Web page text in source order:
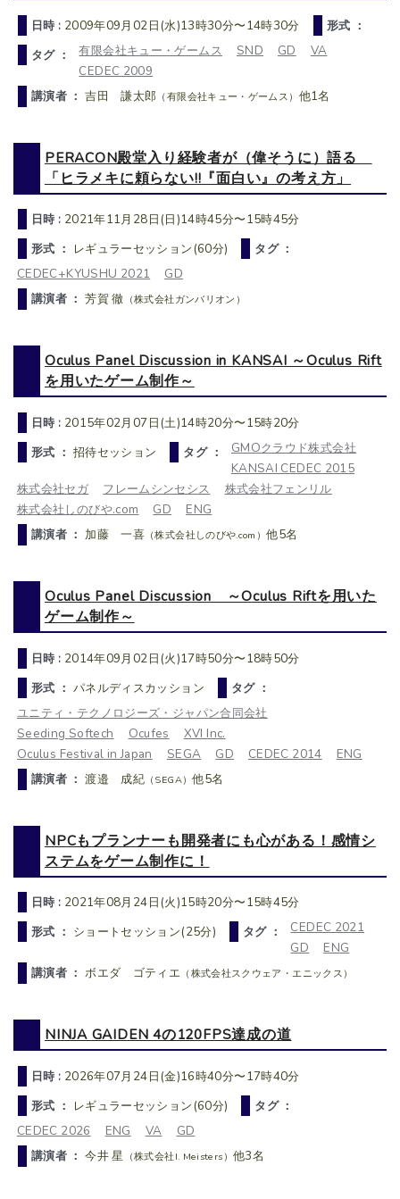
日時 : 2009年09月02日(水)13時30分〜14時30分
形式 ：
タグ ：
有限会社キュー・ゲームス SND GD
VA
CEDEC 2009
講演者 ：吉田 謙太郎 （有限会社キュー・ゲームス） 他1名
PERACON殿堂入り経験者が（偉そうに）語る
「ヒラメキに頼らない!!『面白い』の考え方」
日時 : 2021年11月28日(日)14時45分〜15時45分
形式 ： レギュラーセッション(60分)
タグ ：
CEDEC+KYUSHU 2021
GD
講演者 ：芳賀 徹 （株式会社ガンバリオン）
Oculus Panel Discussion in KANSAI ～Oculus Rift
を用いたゲーム制作～
日時 : 2015年02月07日(土)14時20分〜15時20分
形式 ： 招待セッション タグ ：
GMOクラウド株式会社
KANSAI CEDEC 2015
株式会社セガ
フレームシンセシス
株式会社フェンリル
株式会社しのびや.com
GD
ENG
講演者 ：加藤 一喜 （株式会社しのびや.com）他5名
Oculus Panel Discussion ～Oculus Riftを用いた
ゲーム制作～
日時 : 2014年09月02日(火)17時50分〜18時50分
形式 ： パネルディスカッション
タグ ：
ユニティ・テクノロジーズ・ジャパン合同会社
Seeding Softech
Ocufes
XVI Inc.
Oculus Festival in Japan
SEGA GD CEDEC 2014
ENG
講演者 ：渡邉 成紀 （SEGA）他5名
NPCもプランナーも開発者にも心がある！感情シ
ステムをゲーム制作に！
日時 : 2021年08月24日(火)15時20分〜15時45分
形式 ： ショートセッション(25分) タグ ：
CEDEC 2021
GD
ENG
講演者 ：ボエダ ゴティエ （株式会社スクウェア・エニックス）
NINJA GAIDEN 4の120FPS達成の道
日時 : 2026年07月24日(金)16時40分〜17時40分
形式 ： レギュラーセッション(60分)
タグ ：
CEDEC 2026
ENG VA
GD
講演者 ：今井 星 （株式会社I. Meisters） 他3名